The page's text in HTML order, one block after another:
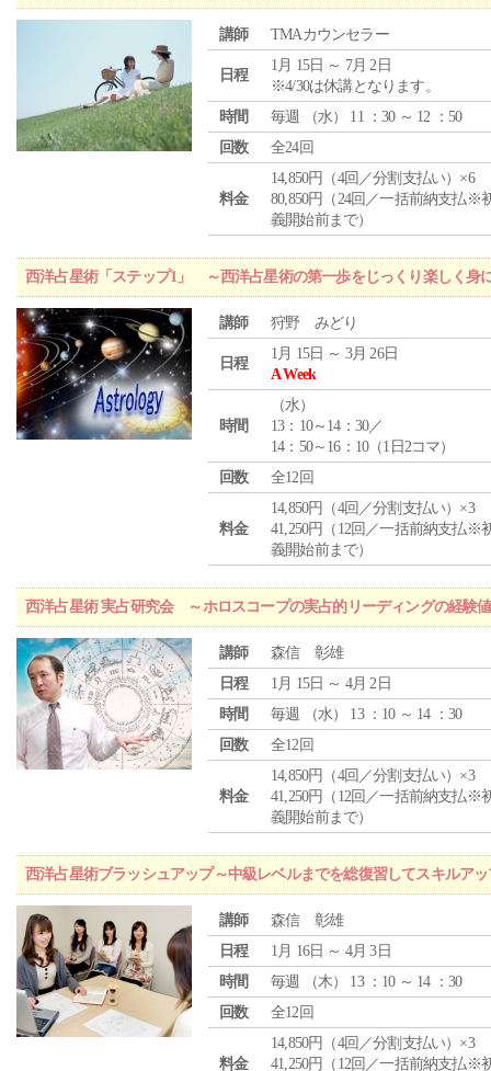
講師 TMAカウンセラー
日程
1月 15日 ～ 7月 2日
※4/30は休講となります。
時間
毎週 （水） 11 ：30 ～ 12 ：50
回数
全24回
料金
14,850円（4回／分割支払い）×6
80,850円（24回／一括前納支払※
義開始前まで）
西洋占星術「ステップ1」 ～西洋占星術の第一歩をじっくり楽しく身
講師 狩野 みどり
日程
1月 15日 ～ 3月 26日
A Week
時間
（水）
13：10～14：30／
14：50～16：10（1日2コマ）
回数
全12回
料金
14,850円（4回／分割支払い）×3
41,250円（12回／一括前納支払※
義開始前まで）
西洋占星術 実占研究会 ～ホロスコープの実占的リーディングの経験
講師
森信 彰雄
日程
1月 15日 ～ 4月 2日
時間
毎週 （水） 13 ：10 ～ 14 ：30
回数
全12回
料金
14,850円（4回／分割支払い）×3
41,250円（12回／一括前納支払※
義開始前まで）
西洋占星術ブラッシュアップ～中級レベルまでを総復習してスキルア
講師
森信 彰雄
日程
1月 16日 ～ 4月 3日
時間
毎週 （木） 13 ：10 ～ 14 ：30
回数
全12回
料金
14,850円（4回／分割支払い）×3
41,250円（12回／一括前納支払※